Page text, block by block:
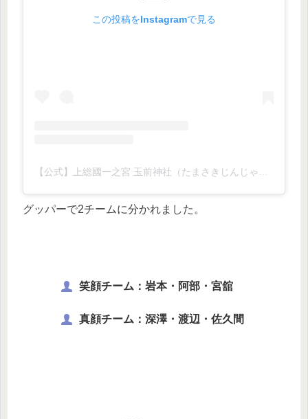
この投稿をInstagramで見る
グッパーで2チームに分かれました。
笑顔チーム：岩本・阿部・宮舘
真顔チーム：深澤・渡辺・佐久間